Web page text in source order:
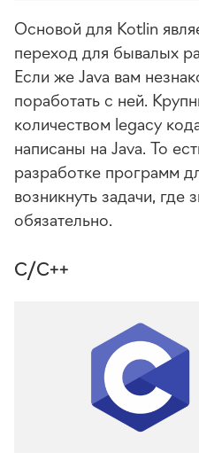
Основой для Kotlin
переход для бывалых
Если же Java вам
поработать с ней.
количеством legacy
написаны на Java. То
разработке программ
возникнуть задачи, где
обязательно.
С/С++